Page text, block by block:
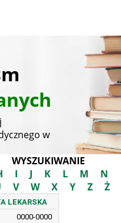
w
WYSZUKIWANIE
I J K L M
N
V W X Y Z Ż
SYGNATURA
LEKARSKA
0000-0000